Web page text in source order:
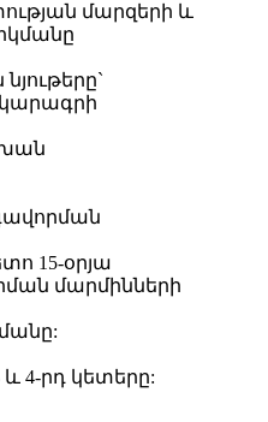
մարզերի և
15-օրյա
մարմինների
4-րդ կետերը: